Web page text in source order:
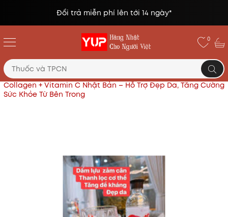
Đổi trả miễn phí lên tới 14 ngày*
0
Trang chủ Thực phẩm chức năng Nhật
Dấm Lựu
Collagen + Vitamin C Nhật Bản – Hỗ Trợ Đẹp Da, Tăng Cường
Sức Khỏe Từ Bên Trong